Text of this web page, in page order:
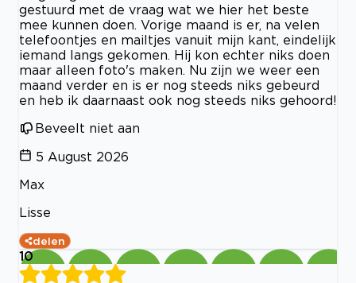
gestuurd met de vraag wat we hier het beste
mee kunnen doen. Vorige maand is er, na velen
telefoontjes en mailtjes vanuit mijn kant, eindelijk
iemand langs gekomen. Hij kon echter niks doen
maar alleen foto's maken. Nu zijn we weer een
maand verder en is er nog steeds niks gebeurd
en heb ik daarnaast ook nog steeds niks gehoord!
Beveelt niet aan
5 August 2026
Max
Lisse
delen
10